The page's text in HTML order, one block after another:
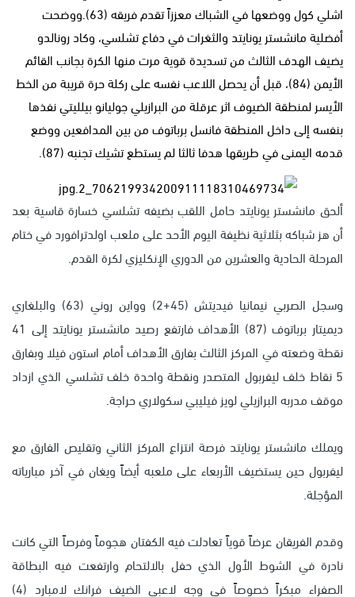
اشلي كول ووضعها في الشباك معززاً تقدم فريقه (63).ووضحت
أفضلية مانشستر يونايتد والثغرات في دفاع تشلسي، وكاد رونالدو
يضيف الهدف الثالث من تسديدة قوية مرت منها الكرة بجانب القائم
الأيمن (84)، قبل أن يحصل اللاعب نفسه على ركلة حرة قريبة من الخط
الأيسر لمنطقة الضيوف اثر عرقلة من البرازيلي جوليانو بيلليتي نفذها
بنفسه إلى داخل المنطقة فانسل برباتوف من بين المدافعين ووضع
قدمه اليمنى في طريقها هدفا ثالثا لم يستطع تشيك تجنبه (87).
ألحق مانشستر يونايتد حامل اللقب بضيفه تشلسي خسارة قاسية بعد
أن هز شباكه بثلاثية نظيفة اليوم الأحد على ملعب اولدترافورد في ختام
المرحلة الحادية والعشرين من الدوري الإنكليزي لكرة القدم.
وسجل الصربي نيمانيا فيديتش (45+2) وواين روني (63) والبلغاري
ديميتار برباتوف (87) الأهداف فارتفع رصيد مانشستر يونايتد إلى 41
نقطة وضعته في المركز الثالث بفارق الأهداف أمام استون فيلا وبفارق
5 نقاط خلف ليفربول المتصدر ونقطة واحدة خلف تشلسي الذي ازداد
موقف مدربه البرازيلي لويز فيليبي سكولاري حراجة.
ويملك مانشستر يونايتد فرصة انتزاع المركز الثاني وتقليص الفارق مع
ليفربول حين يستضيف الأربعاء على ملعبه أيضاً ويغان في آخر مبارياته
المؤجلة.
وقدم الفريقان عرضاً قوياً تعادلت فيه الكفتان هجوماً وفرصاً التي كانت
نادرة في الشوط الأول الذي حفل بالالتحام وارتفعت فيه البطاقة
الصفراء مبكراً خصوصاً في وجه لاعبي الضيف فرانك لامبارد (4)